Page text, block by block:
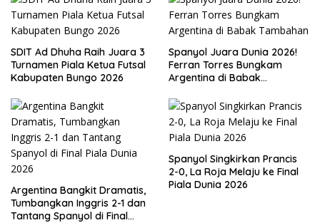
SDIT Ad Dhuha Raih Juara 3
Turnamen Piala Ketua Futsal
Kabupaten Bungo 2026
Spanyol Juara Dunia 2026!
Ferran Torres Bungkam
Argentina di Babak
Argentina Bangkit Dramatis,
Tumbangkan Inggris 2-1 dan
Tantang Spanyol di Final
Spanyol Singkirkan Prancis
2-0, La Roja Melaju ke Final
Piala Dunia 2026